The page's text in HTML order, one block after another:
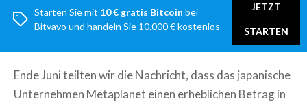
Starten Sie mit 10 € gratis Bitcoin bei
Bitvavo und handeln Sie 10.000 € kostenlos
JETZT
STARTEN
Ende Juni teilten wir die Nachricht, dass das japanische
Unternehmen Metaplanet einen erheblichen Betrag in